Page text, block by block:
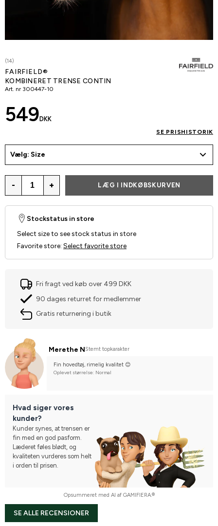
(14)
FAIRFIELD®
KOMBINERET TRENSE CONTIN
Art. nr 300447-10
549 DKK
SE PRISHISTORIK
Vælg: Size
- + LÆG I INDKØBSKURVEN
Stockstatus in store
Select size to see stock status in store
Favorite store: Select favorite store
Fri fragt ved køb over 499 DKK
90 dages returret for medlemmer
Gratis returnering i butik
Merethe NStemt topkarakter
Fin hovedtøj, rimelig kvalitet 😊
Oplevet størrelse: Normal
Hvad siger vores
kunder?
Kunder synes, at trensen er
fin med en god pasform.
Læderet føles blødt, og
kvaliteten vurderes som helt
i orden til prisen.
Opsummeret med AI af GAMIFIERA.®
SE ALLE RECENSIONER